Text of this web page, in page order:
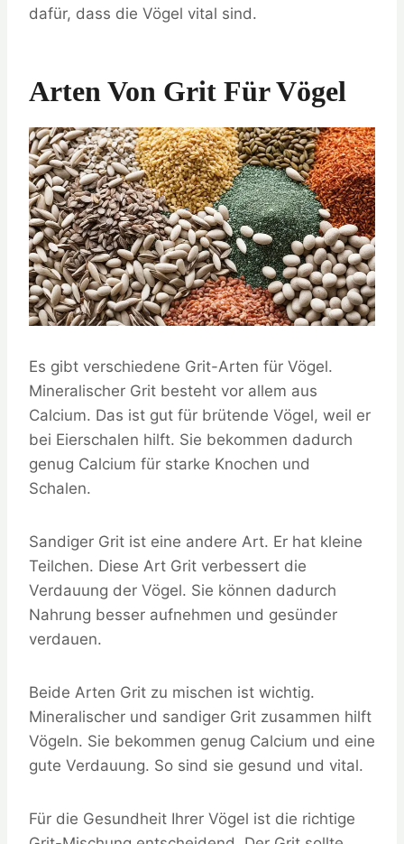
dafür, dass die Vögel vital sind.
Arten Von Grit Für Vögel
Es gibt verschiedene Grit-Arten für Vögel.
Mineralischer Grit besteht vor allem aus
Calcium. Das ist gut für brütende Vögel, weil er
bei Eierschalen hilft. Sie bekommen dadurch
genug Calcium für starke Knochen und
Schalen.
Sandiger Grit ist eine andere Art. Er hat kleine
Teilchen. Diese Art Grit verbessert die
Verdauung der Vögel. Sie können dadurch
Nahrung besser aufnehmen und gesünder
verdauen.
Beide Arten Grit zu mischen ist wichtig.
Mineralischer und sandiger Grit zusammen hilft
Vögeln. Sie bekommen genug Calcium und eine
gute Verdauung. So sind sie gesund und vital.
Für die Gesundheit Ihrer Vögel ist die richtige